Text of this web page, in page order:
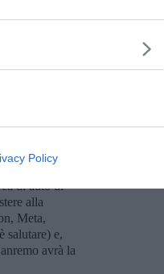
Policy
dello spazio
sta
e ossido
al rientro
satellite,
ma una
di auto di
alla
Meta,
salutare) e,
avrà la